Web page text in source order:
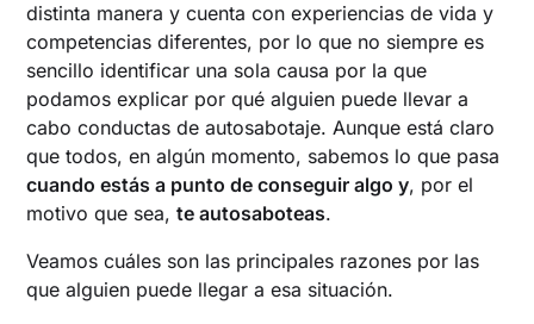
distinta manera y cuenta con experiencias de vida y
competencias diferentes, por lo que no siempre es
sencillo identificar una sola causa por la que
podamos explicar por qué alguien puede llevar a
cabo conductas de autosabotaje. Aunque está claro
que todos, en algún momento, sabemos lo que pasa
cuando estás a punto de conseguir algo y, por el
motivo que sea,te autosaboteas.
Veamos cuáles son las principales razones por las
que alguien puede llegar a esa situación.